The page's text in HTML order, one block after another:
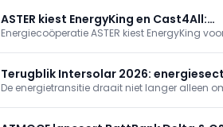
ASTER kiest EnergyKing en Cast4All:
batterijen voor sociale woningen
Energiecoöperatie ASTER kiest EnergyKing
assetmanagementsysteem. ASTER (meer
MWp) start zo de volgende vierjarige groeifase
verlaagt energiekosten voor huurders.
Terugblik Intersolar 2026:
in op systeemintegratie
De energietransitie draait niet langer alleen